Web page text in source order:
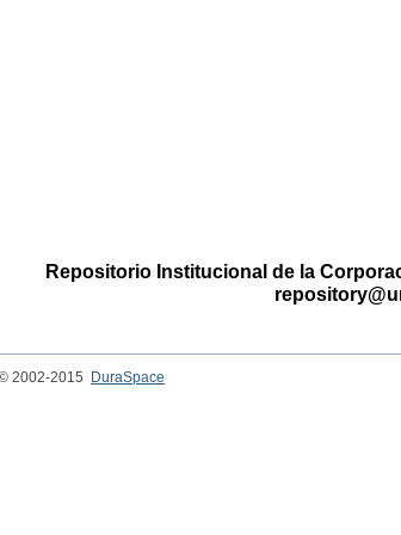
Repositorio Institucional de la
2002-2015 DuraSpace